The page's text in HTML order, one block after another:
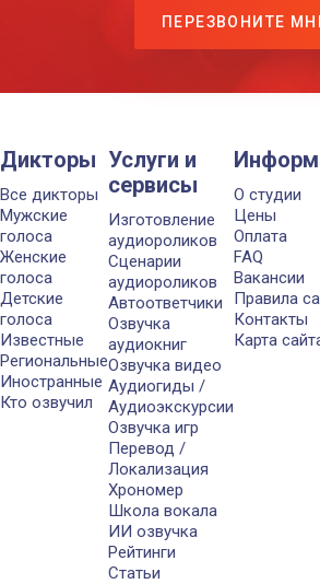
ПЕРЕЗВОНИТЕ
Дикторы
Все дикторы
Мужские
голоса
Женские
голоса
Детские
голоса
Известные
Региональные
Иностранные
Кто озвучил
Услуги и
сервисы
Изготовление
аудиороликов
Сценарии
аудиороликов
Автоответчики
Озвучка
аудиокниг
Озвучка видео
Аудиогиды /
Аудиоэкскурсии
Озвучка игр
Перевод /
Локализация
Хрономер
Школа вокала
ИИ озвучка
Рейтинги
Статьи
О студии
Цены
Оплата
FAQ
Вакансии
Правила
Контакты
Карта